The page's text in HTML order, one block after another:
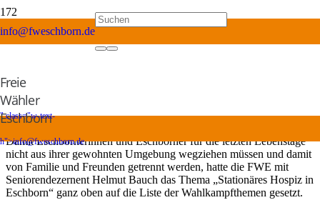
info@fweschborn.de
Freie
Wähler
Eschborn
" class="w-text-
h">info@fweschborn.de
Hospiz für Eschborn – Die Idee bleibt auf
vor 5 Jahren
FWE Presseerklärung
Damit Eschbornerinnen und Eschborner für die letzten Lebenstage
nicht aus ihrer gewohnten Umgebung wegziehen müssen und damit
von Familie und Freunden getrennt werden, hatte die FWE mit
Seniorendezernent Helmut Bauch das Thema „Stationäres Hospiz in
Eschborn“ ganz oben auf die Liste der Wahlkampfthemen gesetzt.